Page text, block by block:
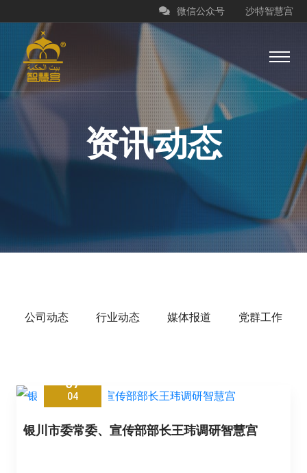
沙特智慧宫
微信公众号
资讯动态
公司动态 行业动态 媒体报道 党群工作
07
04
银川市委常委、宣传部部长王玮调研智慧宫